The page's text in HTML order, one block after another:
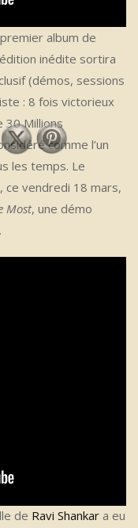
album de
inédite sortira
(démos, sessions
: 8 fois victorieux
30 Millions
comme l’un
les temps. Le
ce vendredi 18 mars,
Most, une démo
de Ravi Shankar a eu